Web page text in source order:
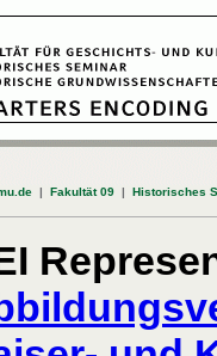
| Fakultät 09| Historisches